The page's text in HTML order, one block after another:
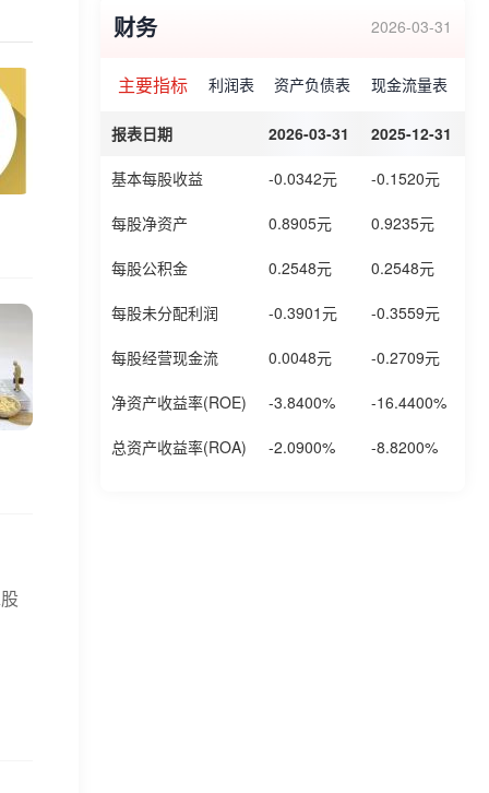
财务 2026-03-31
主要指标 利润表 资产负债表 现金流量表
报表日期 2026-03-31 2025-12-31
基本每股收益 -0.0342元 -0.1520元
每股净资产 0.8905元 0.9235元
每股公积金 0.2548元 0.2548元
每股未分配利润 -0.3901元 -0.3559元
每股经营现金流 0.0048元 -0.2709元
净资产收益率(ROE) -3.8400% -16.4400%
总资产收益率(ROA) -2.0900% -8.8200%